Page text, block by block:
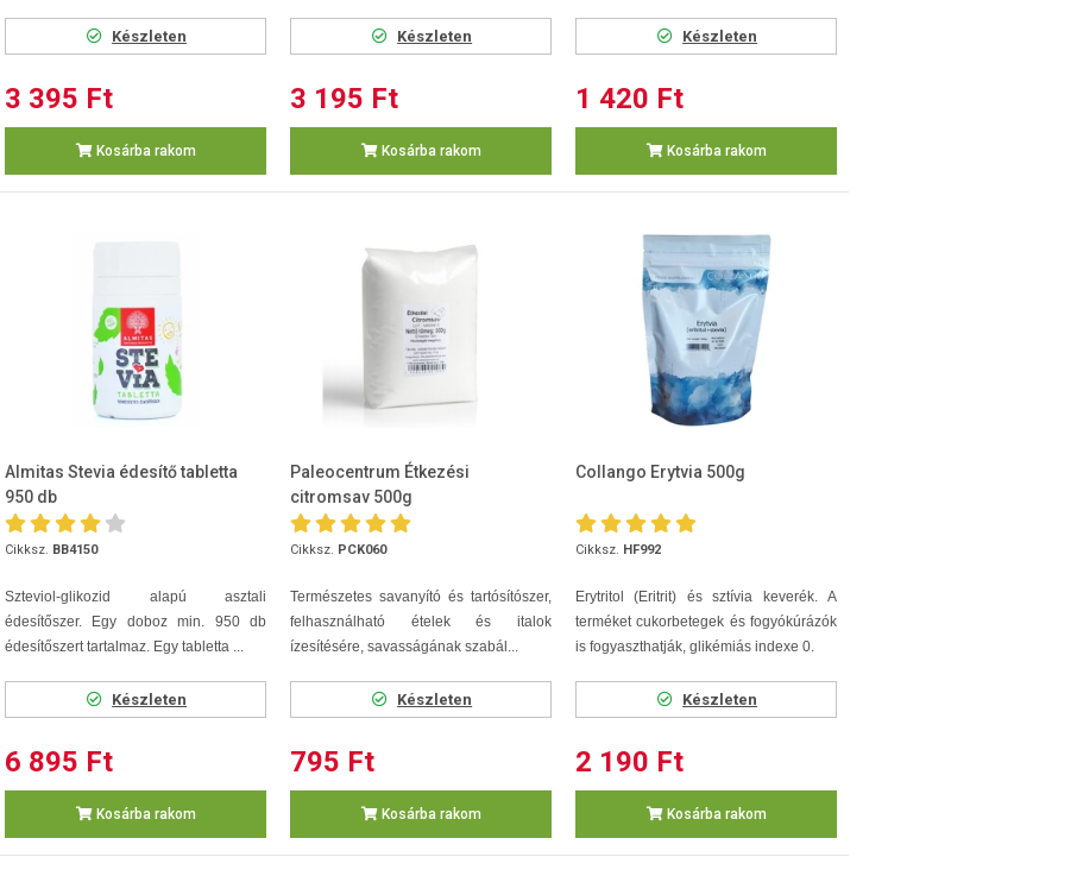
Készleten
3 395 Ft
Kosárba rakom
Készleten
3 195 Ft
Kosárba rakom
Készleten
1 420 Ft
Kosárba rakom
Almitas Stevia édesítő tabletta
950 db
Cikksz. BB4150
Szteviol-glikozid alapú asztali
édesítőszer. Egy doboz min. 950 db
édesítőszert tartalmaz. Egy tabletta ...
Készleten
6 895 Ft
Kosárba rakom
Paleocentrum Étkezési
citromsav 500g
Cikksz. PCK060
Természetes savanyító és tartósítószer,
felhasználható ételek és italok
ízesítésére, savasságának szabál...
Készleten
795 Ft
Kosárba rakom
Collango Erytvia 500g
Cikksz. HF992
Erytritol (Eritrit) és sztívia keverék. A
terméket cukorbetegek és fogyókúrázók
is fogyaszthatják, glikémiás indexe 0.
Készleten
2 190 Ft
Kosárba rakom